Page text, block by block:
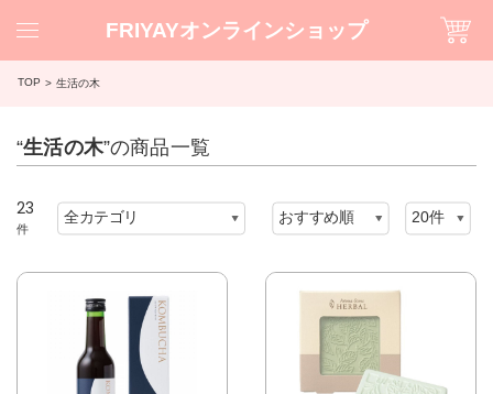
FRIYAYオンラインショップ
TOP 生活の木
“生活の木”の商品一覧
23
件